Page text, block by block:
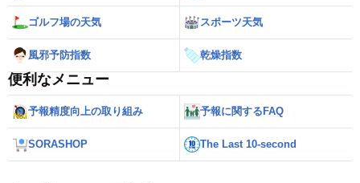
ゴルフ場の天気 スポーツ天気
風邪予防指数 乾燥指数
便利なメニュー
予報精度向上の取り組み 予報に関するFAQ
SORASHOP The Last 10-second